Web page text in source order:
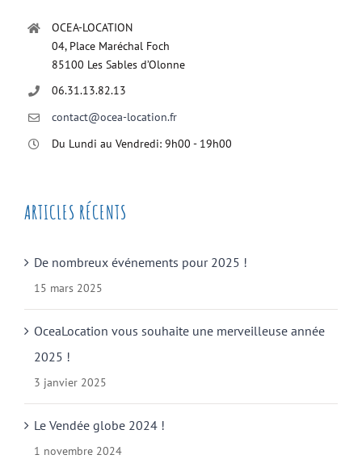
OCEA-LOCATION
04, Place Maréchal Foch
85100 Les Sables d’Olonne
06.31.13.82.13
contact@ocea-location.fr
Du Lundi au Vendredi: 9h00 - 19h00
ARTICLES RÉCENTS
De nombreux événements pour 2025 !
15 mars 2025
OceaLocation vous souhaite une merveilleuse année
2025 !
3 janvier 2025
Le Vendée globe 2024 !
1 novembre 2024